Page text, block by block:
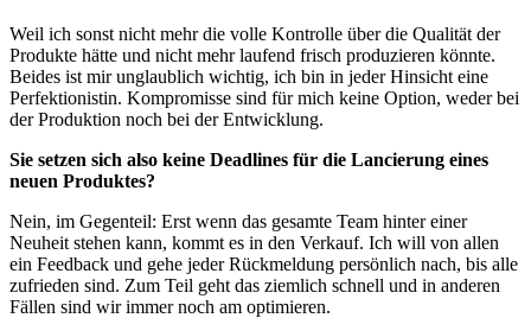
Weil ich sonst nicht mehr die volle Kontrolle über die Qualität der
Produkte hätte und nicht mehr laufend frisch produzieren könnte.
Beides ist mir unglaublich wichtig, ich bin in jeder Hinsicht eine
Perfektionistin. Kompromisse sind für mich keine Option, weder bei
der Produktion noch bei der Entwicklung.
Sie setzen sich also keine Deadlines für die Lancierung eines
neuen Produktes?
Nein, im Gegenteil: Erst wenn das gesamte Team hinter einer
Neuheit stehen kann, kommt es in den Verkauf. Ich will von allen
ein Feedback und gehe jeder Rückmeldung persönlich nach, bis alle
zufrieden sind. Zum Teil geht das ziemlich schnell und in anderen
Fällen sind wir immer noch am optimieren.